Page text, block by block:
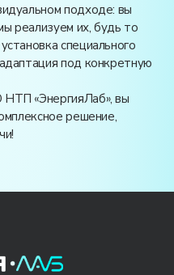
подходе: вы
реализуем их, будь то
специального
под конкретную
«ЭнергияЛаб», вы
решение,